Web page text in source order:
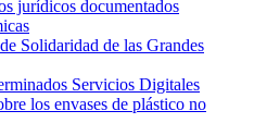
jurídicos documentados
Solidaridad de las Grandes
Servicios Digitales
los envases de plástico no